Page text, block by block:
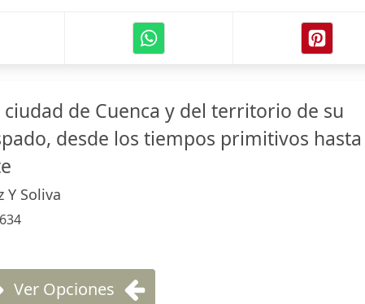
de Cuenca y del territorio de su
desde los tiempos primitivos hasta
Y Soliva
634
Ver Opciones